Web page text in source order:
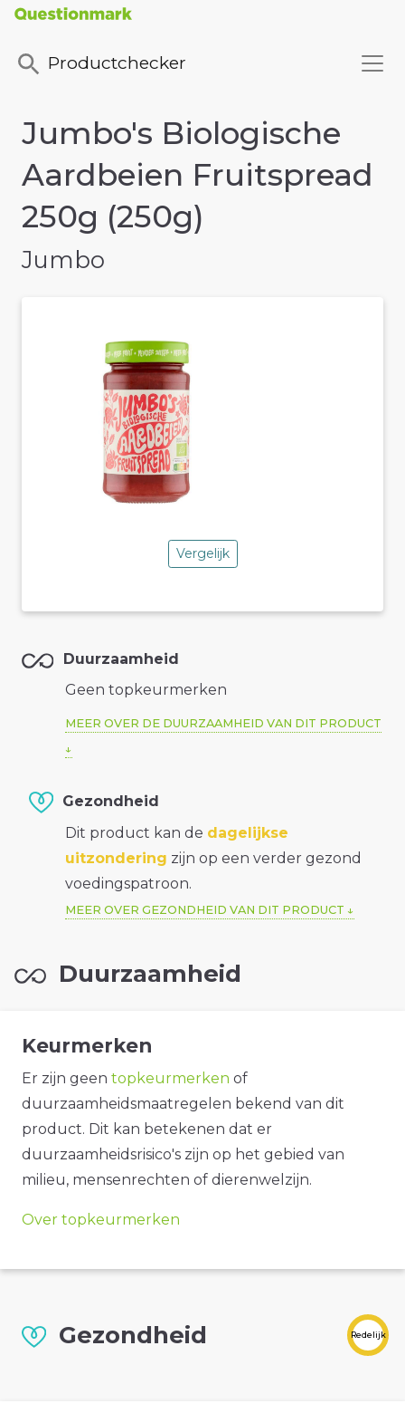
Productchecker
Jumbo's Biologische
Aardbeien Fruitspread
250g (250g)
Jumbo
Vergelijk
Duurzaamheid
Geen topkeurmerken
MEER OVER DE DUURZAAMHEID VAN DIT PRODUCT
Gezondheid
Dit product kan de dagelijkse
uitzondering zijn op een verder gezond
voedingspatroon.
MEER OVER GEZONDHEID VAN DIT PRODUCT
Duurzaamheid
Keurmerken
Er zijn geen topkeurmerken of
duurzaamheidsmaatregelen bekend van dit
product. Dit kan betekenen dat er
duurzaamheidsrisico's zijn op het gebied van
milieu, mensenrechten of dierenwelzijn.
Over topkeurmerken
Gezondheid Redelijk